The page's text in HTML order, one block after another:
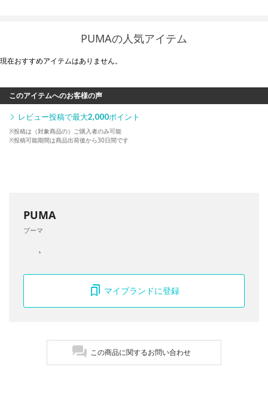
PUMAの人気アイテム
現在おすすめアイテムはありません。
このアイテムへのお客様の声
レビュー投稿で最大2,000ポイント
※投稿は（対象商品の）ご購入者のみ可能
※投稿可能期間は商品出荷後から30日間です
PUMA
プーマ
マイブランドに登録
この商品に関するお問い合わせ